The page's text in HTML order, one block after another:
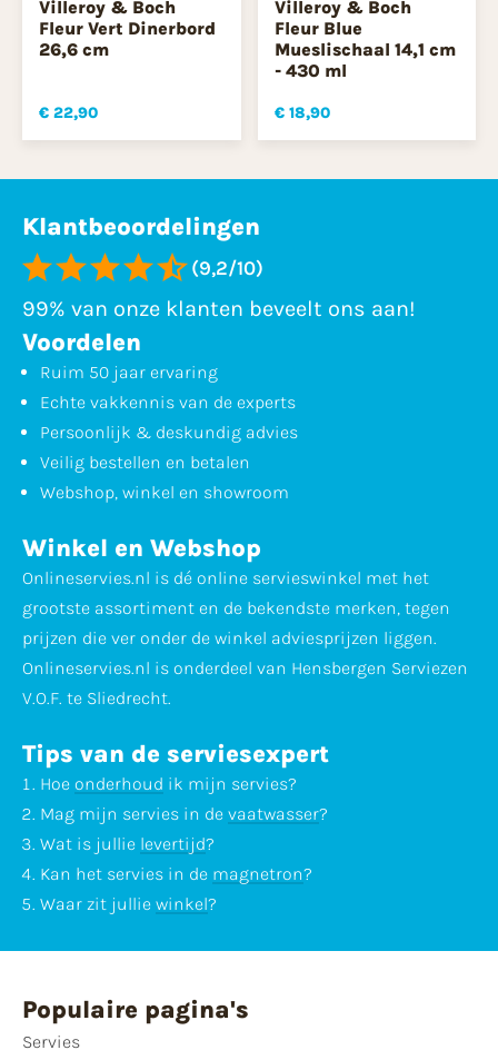
Villeroy & Boch
Fleur Vert Dinerbord
26,6 cm
€ 22,90
Villeroy & Boch
Fleur Blue
Mueslischaal 14,1 cm
- 430 ml
€ 18,90
Klantbeoordelingen
(9,2/10)
99% van onze klanten beveelt ons aan!
Voordelen
Ruim 50 jaar ervaring
Echte vakkennis van de experts
Persoonlijk & deskundig advies
Veilig bestellen en betalen
Webshop, winkel en showroom
Winkel en Webshop
Onlineservies.nl is dé online servieswinkel met het
grootste assortiment en de bekendste merken, tegen
prijzen die ver onder de winkel adviesprijzen liggen.
Onlineservies.nl is onderdeel van Hensbergen Serviezen
V.O.F. te Sliedrecht.
Tips van de serviesexpert
Hoe onderhoud ik mijn servies?
Mag mijn servies in de vaatwasser?
Wat is jullie levertijd?
Kan het servies in de magnetron?
Waar zit jullie winkel?
Populaire pagina's
Servies